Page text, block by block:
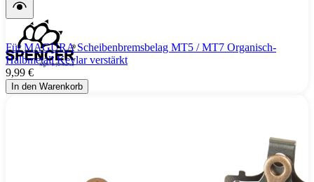
Für MAGURA Scheibenbremsbelag MT5 / MT7 Organisch-
Halbmetall Kevlar verstärkt
9,99 €
In den Warenkorb